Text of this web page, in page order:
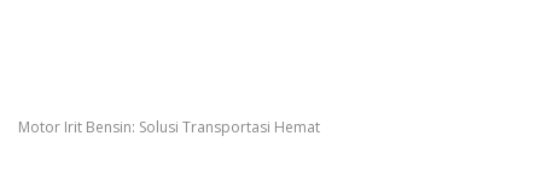
Motor Irit Bensin: Solusi Transportasi Hemat